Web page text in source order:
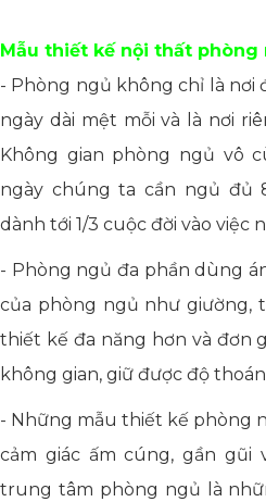
Mẫu thiết kế nội thất phòng
- Phòng ngủ không chỉ là nơi
ngày dài mệt mỗi và là nơi
Không gian phòng ngủ vô
ngày chúng ta cần ngủ đủ
dành tới 1/3 cuộc đời vào việc
- Phòng ngủ đa phần dùng
của phòng ngủ như giường,
thiết kế đa năng hơn và đơn
không gian, giữ được độ
- Những mẫu thiết kế phòng
cảm giác ấm cúng, gần gũi
trung tâm phòng ngủ là